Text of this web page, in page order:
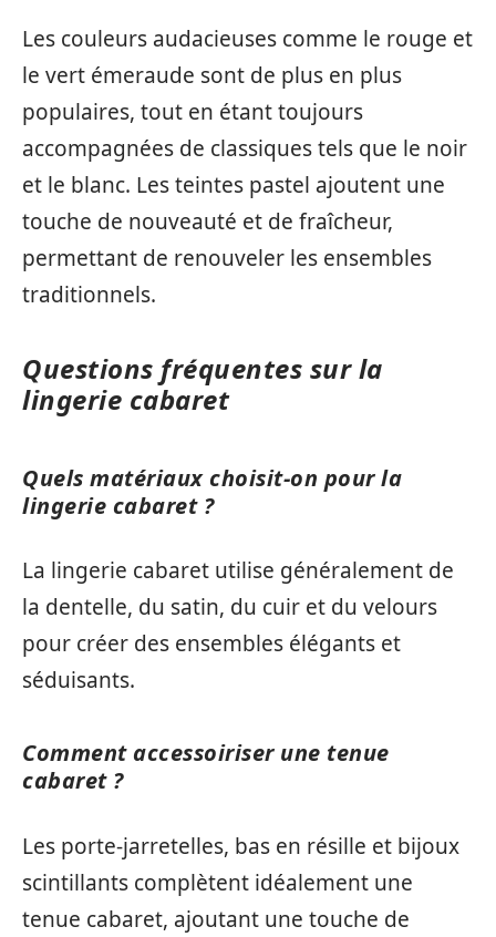
Les couleurs audacieuses comme le rouge et
le vert émeraude sont de plus en plus
populaires, tout en étant toujours
accompagnées de classiques tels que le noir
et le blanc. Les teintes pastel ajoutent une
touche de nouveauté et de fraîcheur,
permettant de renouveler les ensembles
traditionnels.
Questions fréquentes sur la
lingerie cabaret
Quels matériaux choisit-on pour la
lingerie cabaret ?
La lingerie cabaret utilise généralement de
la dentelle, du satin, du cuir et du velours
pour créer des ensembles élégants et
séduisants.
Comment accessoiriser une tenue
cabaret ?
Les porte-jarretelles, bas en résille et bijoux
scintillants complètent idéalement une
tenue cabaret, ajoutant une touche de